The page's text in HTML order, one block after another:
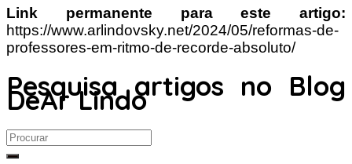
Link permanente para este artigo:
https://www.arlindovsky.net/2024/05/reformas-de-
professores-em-ritmo-de-recorde-absoluto/
Pesquisa artigos no Blog
DeAr Lindo
Search
for: